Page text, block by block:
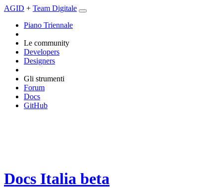
AGID + Team Digitale
Piano Triennale
Le community
Developers
Designers
Gli strumenti
Forum
Docs
GitHub
Docs Italia beta